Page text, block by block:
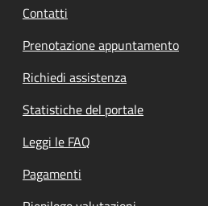
Contatti
Prenotazione appuntamento
Richiedi assistenza
Statistiche del portale
Leggi le FAQ
Pagamenti